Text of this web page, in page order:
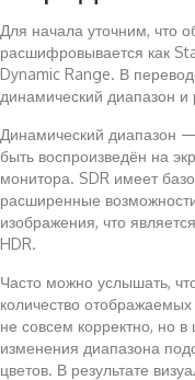
Для начала уточним, что
расшифровывается как
Dynamic Range. В
динамический диапазон
Динамический диапазон
быть воспроизведён на
монитора. SDR имеет
расширенные
изображения, что
HDR.
Часто можно услышать,
количество отображаемых
не совсем корректно, но
изменения диапазона
цветов. В результате